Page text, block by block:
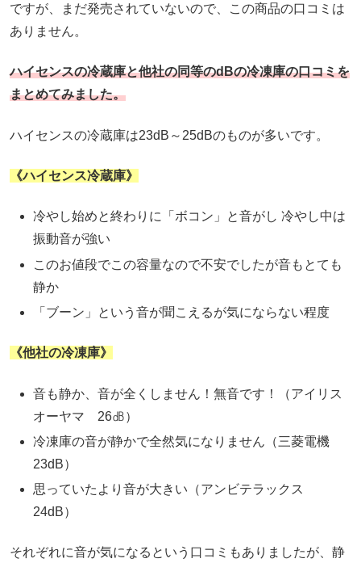
ですが、まだ発売されていないので、この商品の口コミは
ありません。
ハイセンスの冷蔵庫と他社の同等のdBの冷凍庫の口コミを
まとめてみました。
ハイセンスの冷蔵庫は23dB～25dBのものが多いです。
《ハイセンス冷蔵庫》
冷やし始めと終わりに「ボコン」と音がし 冷やし中は
振動音が強い
このお値段でこの容量なので不安でしたが音もとても
静か
「ブーン」という音が聞こえるが気にならない程度
《他社の冷凍庫》
音も静か、音が全くしません！無音です！（アイリス
オーヤマ 26㏈）
冷凍庫の音が静かで全然気になりません（三菱電機
23dB）
思っていたより音が大きい（アンビテラックス
24dB）
それぞれに音が気になるという口コミもありましたが、静